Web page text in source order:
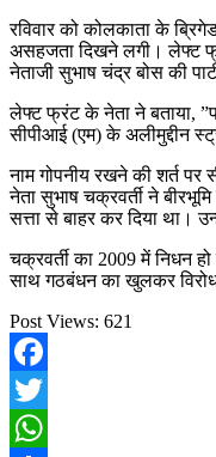
रविवार को कोलकाता के
असहजता दिखने लगी। लेफ्ट
नेताजी सुभाष चंद्र बोस की
लेफ्ट फ्रंट के नेता ने बताया,
सीपीआई (एम) के अलीमुद्दीन
नाम गोपनीय रखने की शर्त
नेता सुभाष चक्रवर्ती ने
सत्ता से बाहर कर दिया था।
चक्रवर्ती का 2009 में निधन
साथ गठबंधन का खुलकर विरोध
Post Views: 621
Facebook
Twitter